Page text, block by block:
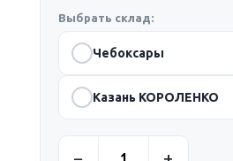
Выбрать склад:
Чебоксары
Казань КОРОЛЕНКО